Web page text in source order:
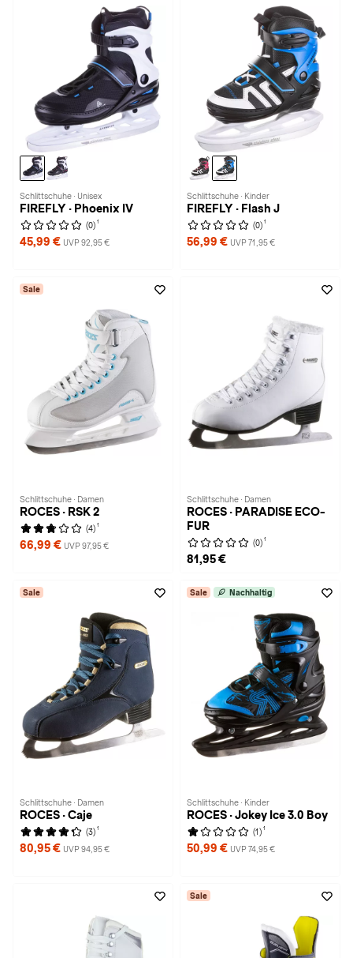
Schlittschuhe · Unisex
FIREFLY · Phoenix IV
(0) 1
45,99 € UVP 92,95 €
Schlittschuhe · Kinder
FIREFLY · Flash J
(0) 1
56,99 € UVP 71,95 €
Sale
Schlittschuhe · Damen
ROCES · RSK 2
(4) 1
66,99 € UVP 97,95 €
Schlittschuhe · Damen
ROCES · PARADISE ECO-
FUR
(0) 1
81,95 €
Sale
Schlittschuhe · Damen
ROCES · Caje
(3) 1
80,95 € UVP 94,95 €
Sale Nachhaltig
Schlittschuhe · Kinder
ROCES · Jokey Ice 3.0 Boy
(1) 1
50,99 € UVP 74,95 €
Sale